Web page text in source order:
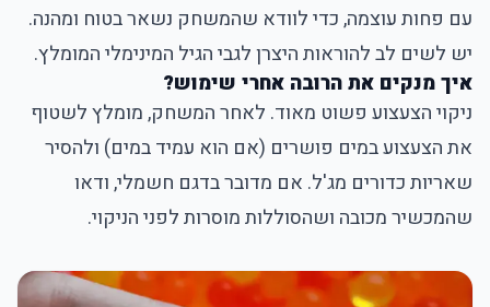
עם פחות עוצמה, כדי לוודא שהמשחק נשאר בטוח ומהנה.
יש לשים לב להוראות היצרן לגבי הגיל המינימלי המומלץ.
איך מנקים את הרובה אחרי שימוש?
ניקוי הצעצוע פשוט מאוד. לאחר המשחק, מומלץ לשטוף
את הצעצוע במים פושרים (אם הוא עמיד במים) ולהסיר
שאריות כדורים מג'ל. אם מדובר בדגם חשמלי, ודאו
שהמכשיר מכובה ושהסוללות מוסרות לפני הניקוי.